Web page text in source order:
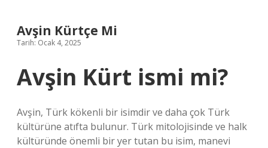
Avşin Kürtçe Mi
Tarih: Ocak 4, 2025
Avşin Kürt ismi mi?
Avşin, Türk kökenli bir isimdir ve daha çok Türk
kültürüne atıfta bulunur. Türk mitolojisinde ve halk
kültüründe önemli bir yer tutan bu isim, manevi